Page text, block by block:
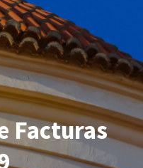
Facturas